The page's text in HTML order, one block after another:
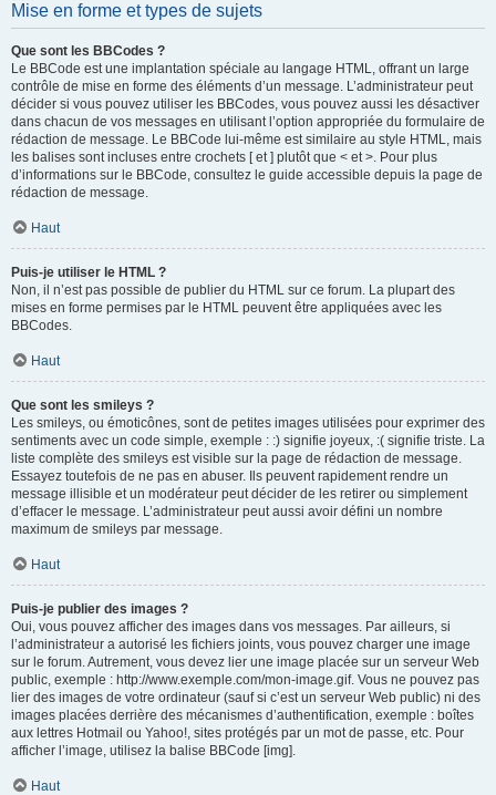
Mise en forme et types de sujets
Que sont les BBCodes ?
Le BBCode est une implantation spéciale au langage HTML, offrant un large
contrôle de mise en forme des éléments d’un message. L’administrateur peut
décider si vous pouvez utiliser les BBCodes, vous pouvez aussi les désactiver
dans chacun de vos messages en utilisant l’option appropriée du formulaire de
rédaction de message. Le BBCode lui-même est similaire au style HTML, mais
les balises sont incluses entre crochets [ et ] plutôt que < et >. Pour plus
d’informations sur le BBCode, consultez le guide accessible depuis la page de
rédaction de message.
Haut
Puis-je utiliser le HTML ?
Non, il n’est pas possible de publier du HTML sur ce forum. La plupart des
mises en forme permises par le HTML peuvent être appliquées avec les
BBCodes.
Haut
Que sont les smileys ?
Les smileys, ou émoticônes, sont de petites images utilisées pour exprimer des
sentiments avec un code simple, exemple : :) signifie joyeux, :( signifie triste. La
liste complète des smileys est visible sur la page de rédaction de message.
Essayez toutefois de ne pas en abuser. Ils peuvent rapidement rendre un
message illisible et un modérateur peut décider de les retirer ou simplement
d’effacer le message. L’administrateur peut aussi avoir défini un nombre
maximum de smileys par message.
Haut
Puis-je publier des images ?
Oui, vous pouvez afficher des images dans vos messages. Par ailleurs, si
l’administrateur a autorisé les fichiers joints, vous pouvez charger une image
sur le forum. Autrement, vous devez lier une image placée sur un serveur Web
public, exemple : http://www.exemple.com/mon-image.gif. Vous ne pouvez pas
lier des images de votre ordinateur (sauf si c’est un serveur Web public) ni des
images placées derrière des mécanismes d’authentification, exemple : boîtes
aux lettres Hotmail ou Yahoo!, sites protégés par un mot de passe, etc. Pour
afficher l’image, utilisez la balise BBCode [img].
Haut